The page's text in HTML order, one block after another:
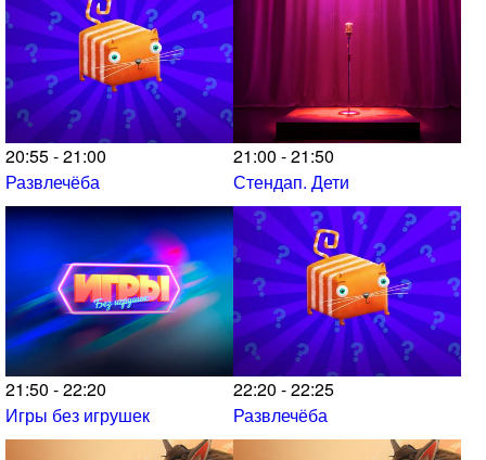
20:55 - 21:00
Развлечёба
21:00 - 21:50
Стендап. Дети
21:50 - 22:20
Игры без игрушек
22:20 - 22:25
Развлечёба